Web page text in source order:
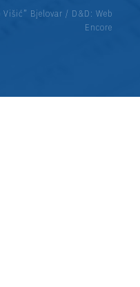
Bjelovar / D&D: Web
Encore